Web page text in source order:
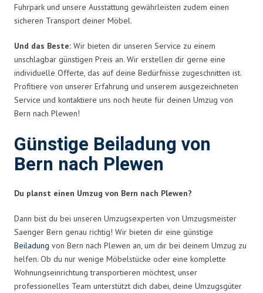
Fuhrpark und unsere Ausstattung gewährleisten zudem einen
sicheren Transport deiner Möbel.
Und das Beste: Wir bieten dir unseren Service zu einem
unschlagbar günstigen Preis an. Wir erstellen dir gerne eine
individuelle Offerte, das auf deine Bedürfnisse zugeschnitten ist.
Profitiere von unserer Erfahrung und unserem ausgezeichneten
Service und kontaktiere uns noch heute für deinen Umzug von
Bern nach Plewen!
Günstige Beiladung von
Bern nach Plewen
Du planst einen Umzug von Bern nach Plewen?
Dann bist du bei unseren Umzugsexperten von Umzugsmeister
Saenger Bern genau richtig! Wir bieten dir eine günstige
Beiladung von Bern nach Plewen an, um dir bei deinem Umzug zu
helfen. Ob du nur wenige Möbelstücke oder eine komplette
Wohnungseinrichtung transportieren möchtest, unser
professionelles Team unterstützt dich dabei, deine Umzugsgüter